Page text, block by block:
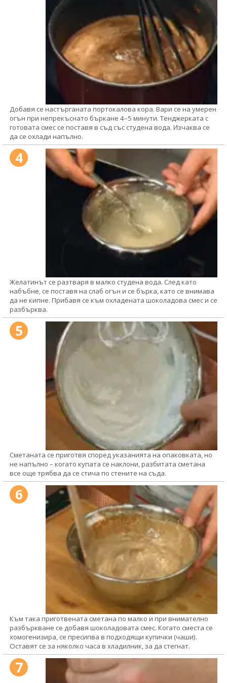
Добавя се настърганата портокалова кора. Вари се на умерен
огън при непрекъснато бъркане 4–5 минути. Тенджерката с
готовата смес се поставя в съд със студена вода. Изчаква се
да се охлади напълно.
4
Желатинът се разтваря в малко студена вода. След като
набъбне, се поставя на слаб огън и се бърка, като се внимава
да не кипне. Прибавя се към охладената шоколадова смес и се
разбърква.
5
Сметаната се приготвя според указанията на опаковката, но
не напълно – когато купата се наклони, разбитата сметана
все още трябва да се стича по стените на съда.
6
Към така приготвената сметана по малко и при внимателно
разбъркване се добавя шоколадовата смес. Когато сместа се
хомогенизира, се пресипва в подходящи купички (чаши).
Оставят се за няколко часа в хладилник, за да стегнат.
7